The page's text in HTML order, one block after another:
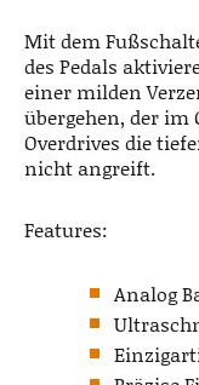
Mit dem
des Pedals
einer milden
übergehen, der im
Overdrives die
nicht angreift.
Features:
Analog